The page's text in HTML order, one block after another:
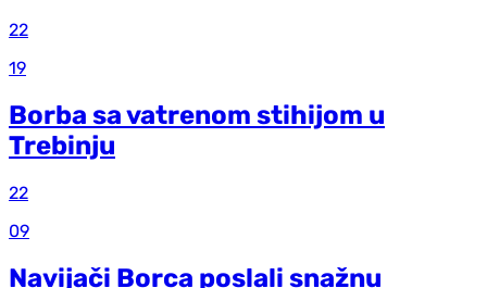
22
19
Borba sa vatrenom stihijom u
Trebinju
22
09
Navijači Borca poslali snažnu